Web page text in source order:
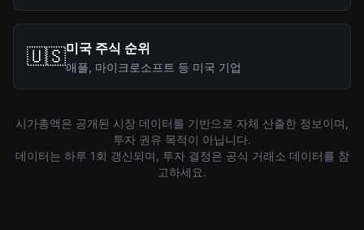
🇺🇸미국 주식 순위
애플, 마이크로소프트 등 미국 기업
시가총액은 공개된 시장 데이터를 기반으로 자체 산출한 정보이며,
투자 권유 목적이 아닙니다.
데이터는 하루 1회 갱신되며, 투자 결정은 공식 거래소 데이터를 참
고하세요.